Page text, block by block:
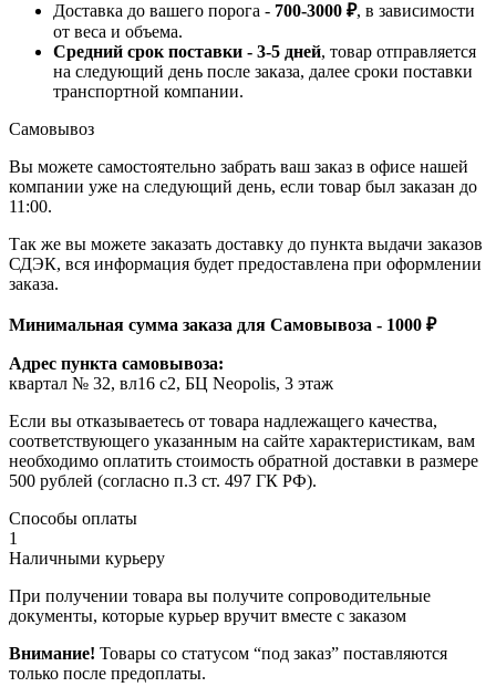
Доставка до вашего порога - 700-3000 ₽, в зависимости
от веса и объема.
Средний срок поставки - 3-5 дней, товар отправляется
на следующий день после заказа, далее сроки поставки
транспортной компании.
Самовывоз
Вы можете самостоятельно забрать ваш заказ в офисе нашей
компании уже на следующий день, если товар был заказан до
11:00.
Так же вы можете заказать доставку до пункта выдачи заказов
СДЭК, вся информация будет предоставлена при оформлении
заказа.
Минимальная сумма заказа для Самовывоза - 1000 ₽
Адрес пункта самовывоза:
квартал № 32, вл16 с2, БЦ Neopolis, 3 этаж
Если вы отказываетесь от товара надлежащего качества,
соответствующего указанным на сайте характеристикам, вам
необходимо оплатить стоимость обратной доставки в размере
500 рублей (согласно п.3 ст. 497 ГК РФ).
Способы оплаты
1
Наличными курьеру
При получении товара вы получите сопроводительные
документы, которые курьер вручит вместе с заказом
Внимание! Товары со статусом “под заказ” поставляются
только после предоплаты.